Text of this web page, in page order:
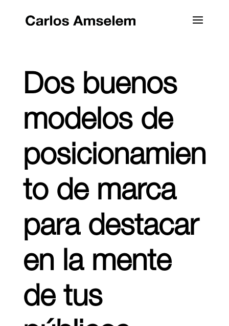
Dos buenos
modelos de
posicionamien
to de marca
para destacar
en la mente
de tus